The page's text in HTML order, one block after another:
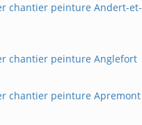
chantier peinture Andert-et-
chantier peinture Anglefort
chantier peinture Apremont